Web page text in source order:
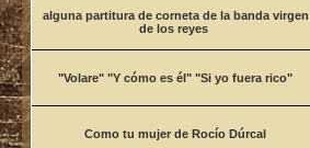
alguna partitura de corneta de la banda virgen
de los reyes
"Volare" "Y cómo es él" "Si yo fuera rico"
Como tu mujer de Rocío Dúrcal